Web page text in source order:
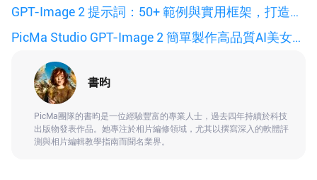
GPT-Image 2 提示詞：50+ 範例與實用框架，打造更
佳 AI 圖像
PicMa Studio GPT-Image 2 簡單製作高品質AI美女圖
像方法
書昀
PicMa團隊的書昀是一位經驗豐富的專業人士，過去四年持續於科技
出版物發表作品。她專注於相片編修領域，尤其以撰寫深入的軟體評
測與相片編輯教學指南而聞名業界。